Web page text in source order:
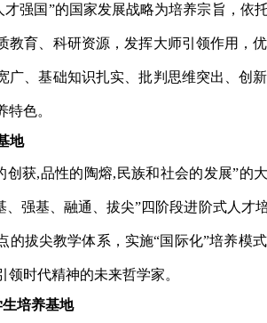
才强国”的国家发展战略为培养宗旨，依
教育、科研资源，发挥大师引领作用，
广、基础知识扎实、批判思维突出、创
色。
地
创获,品性的陶熔,民族和社会的发展”的
、强基、融通、拔尖”四阶段进阶式人才
的拔尖教学体系，实施“国际化”培养模
时代精神的未来哲学家。
培养基地